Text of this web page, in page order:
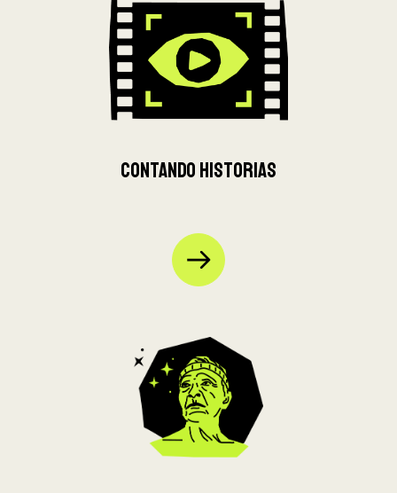
Contando historias